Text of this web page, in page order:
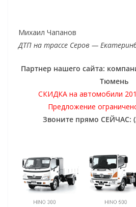
Михаил Чапанов
ДТП на трассе Серов —
Партнер нашего сайта:
Тюмень
СКИДКА на автомобили
Предложение
Звоните прямо СЕЙЧАС: